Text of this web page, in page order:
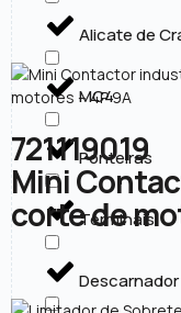
Alicate de
MC4
Ponteiras
Terminais
Descarnador
721119019
Mini
corte de